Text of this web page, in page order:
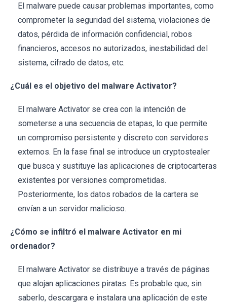
El malware puede causar problemas importantes, como
comprometer la seguridad del sistema, violaciones de
datos, pérdida de información confidencial, robos
financieros, accesos no autorizados, inestabilidad del
sistema, cifrado de datos, etc.
¿Cuál es el objetivo del malware Activator?
El malware Activator se crea con la intención de
someterse a una secuencia de etapas, lo que permite
un compromiso persistente y discreto con servidores
externos. En la fase final se introduce un cryptostealer
que busca y sustituye las aplicaciones de criptocarteras
existentes por versiones comprometidas.
Posteriormente, los datos robados de la cartera se
envían a un servidor malicioso.
¿Cómo se infiltró el malware Activator en mi
ordenador?
El malware Activator se distribuye a través de páginas
que alojan aplicaciones piratas. Es probable que, sin
saberlo, descargara e instalara una aplicación de este